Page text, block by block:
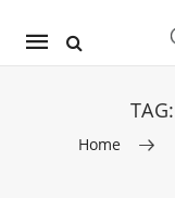
Mobile
TAG:
Home